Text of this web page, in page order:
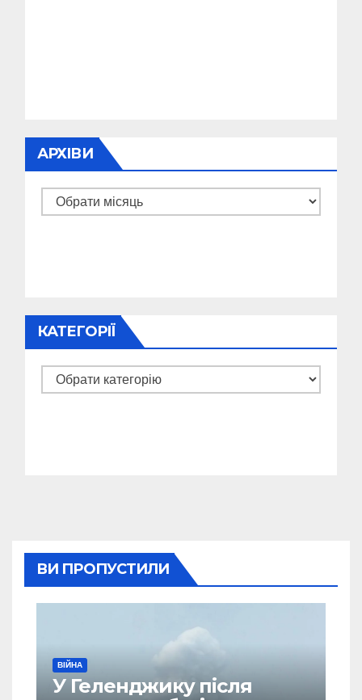
АРХІВИ
Архіви
КАТЕГОРІЇ
Категорії
ВИ ПРОПУСТИЛИ
ВІЙНА
У Геленджику після